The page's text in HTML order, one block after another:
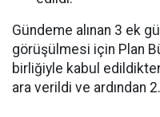
Gündeme alınan 3 ek
görüşülmesi için Plan
birliğiyle kabul
ara verildi ve ardından